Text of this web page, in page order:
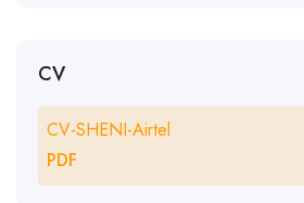
CV
CV-SHENI-Airtel
PDF